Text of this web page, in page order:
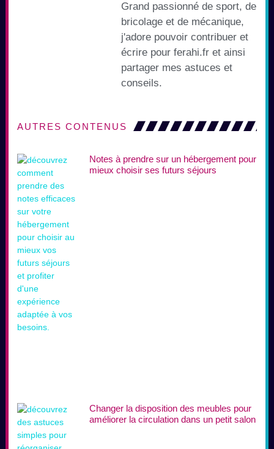
Grand passionné de sport, de
bricolage et de mécanique,
j'adore pouvoir contribuer et
écrire pour ferahi.fr et ainsi
partager mes astuces et
conseils.
AUTRES CONTENUS
Notes à prendre sur un hébergement pour
mieux choisir ses futurs séjours
Changer la disposition des meubles pour
améliorer la circulation dans un petit salon